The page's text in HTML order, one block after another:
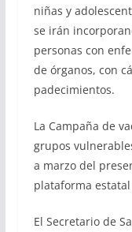
niñas y
se irán
personas con
de órganos, con
padecimientos.
La Campaña de
grupos
a marzo del
plataforma
El Secretario de